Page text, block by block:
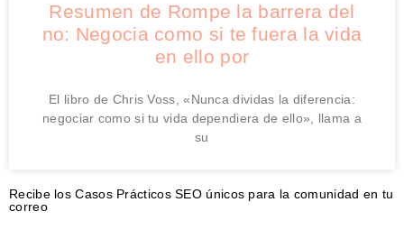
Resumen de Rompe la barrera del
no: Negocia como si te fuera la vida
en ello por
El libro de Chris Voss, «Nunca dividas la diferencia:
negociar como si tu vida dependiera de ello», llama a
su
Recibe los Casos Prácticos SEO únicos para la comunidad en tu
correo